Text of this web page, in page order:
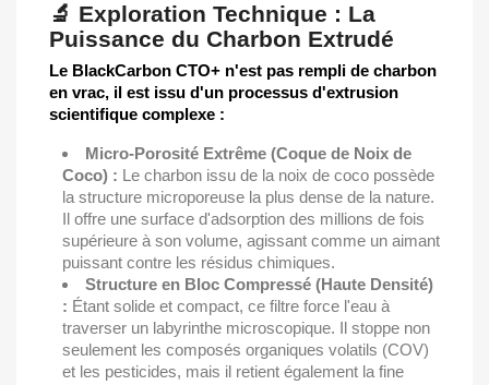
🔬 Exploration Technique : La
Puissance du Charbon Extrudé
Le BlackCarbon CTO+ n'est pas rempli de charbon
en vrac, il est issu d'un processus d'extrusion
scientifique complexe :
Micro-Porosité Extrême (Coque de Noix de
Coco) : Le charbon issu de la noix de coco possède
la structure microporeuse la plus dense de la nature.
Il offre une surface d'adsorption des millions de fois
supérieure à son volume, agissant comme un aimant
puissant contre les résidus chimiques.
Structure en Bloc Compressé (Haute Densité)
: Étant solide et compact, ce filtre force l'eau à
traverser un labyrinthe microscopique. Il stoppe non
seulement les composés organiques volatils (COV)
et les pesticides, mais il retient également la fine